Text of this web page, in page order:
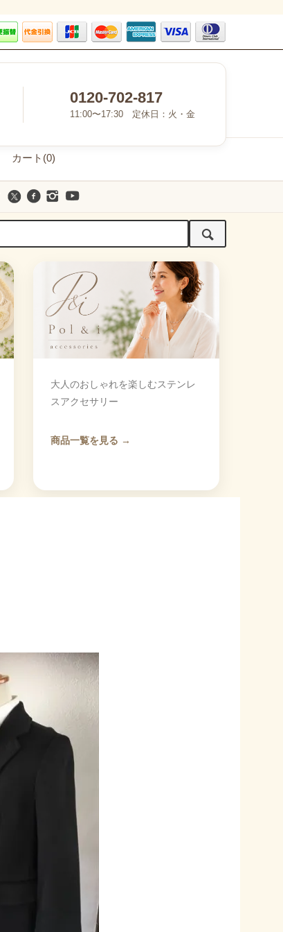
0120-702-817
11:00〜17:30 定休日：火・金
カート(0)
大人のおしゃれを楽しむステンレ
スアクセサリー
商品一覧を見る →